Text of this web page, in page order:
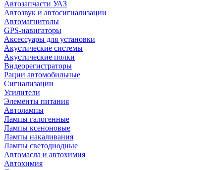
Автозапчасти УАЗ
Автозвук и автосигнализации
Автомагнитолы
GPS-навигаторы
Аксессуары для установки
Акустические системы
Акустические полки
Видеорегистраторы
Рации автомобильные
Сигнализации
Усилители
Элементы питания
Автолампы
Лампы галогенные
Лампы ксеноновые
Лампы накаливания
Лампы светодиодные
Автомасла и автохимия
Автохимия